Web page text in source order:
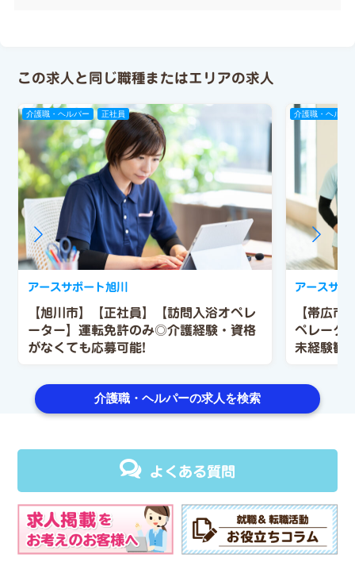
この求人と同じ職種またはエリアの求人
介護職・ヘルパー 正社員
【旭川市】【正社員】【訪問入浴オペレ
ーター】運転免許のみ◎介護経験・資格
がなくても応募可能!
アースサポート旭川
介護職・ヘルパ
【帯広市
ペレータ
未経験歓
アースサポ
介護職・ヘルパーの求人を検索
よくある質問